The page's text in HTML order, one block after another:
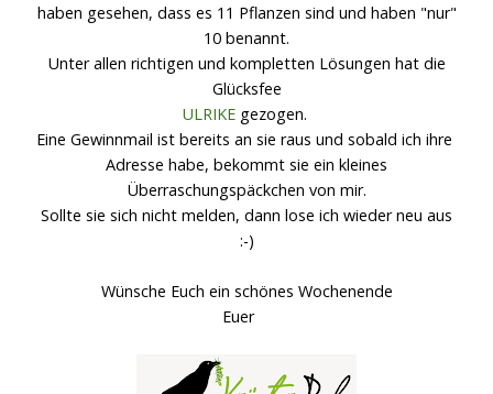
haben gesehen, dass es 11 Pflanzen sind und haben "nur"
10 benannt.
Unter allen richtigen und kompletten Lösungen hat die
Glücksfee
ULRIKE gezogen.
Eine Gewinnmail ist bereits an sie raus und sobald ich ihre
Adresse habe, bekommt sie ein kleines
Überraschungspäckchen von mir.
Sollte sie sich nicht melden, dann lose ich wieder neu aus
:-)
Wünsche Euch ein schönes Wochenende
Euer